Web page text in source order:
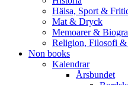
Hälsa, Sport &
Mat & Dryck
Memoarer &
Religion, Filosofi &
Non books
Kalendrar
Årsbundet